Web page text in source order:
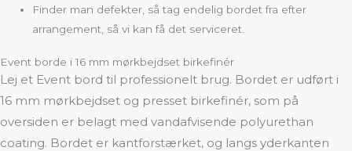
Finder man defekter, så tag endelig bordet fra efter
arrangement, så vi kan få det serviceret.
Event borde i 16 mm mørkbejdset birkefinér
Lej et Event bord til professionelt brug. Bordet er udført i
16 mm mørkbejdset og presset birkefinér, som på
oversiden er belagt med vandafvisende polyurethan
coating. Bordet er kantforstærket, og langs yderkanten